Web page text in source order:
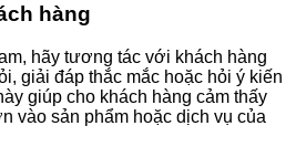
hàng
hãy tương tác với khách hàng
giải đáp thắc mắc hoặc hỏi ý kiến
giúp cho khách hàng cảm thấy
vào sản phẩm hoặc dịch vụ của